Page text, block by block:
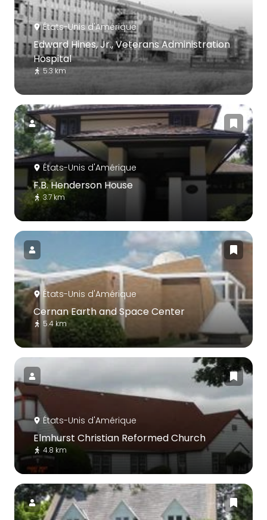
États-Unis d'Amérique
Edward Hines, Jr., Veterans Administration
Hospital
5.3 km
États-Unis d'Amérique
F.B. Henderson House
3.7 km
États-Unis d'Amérique
Cernan Earth and Space Center
5.4 km
États-Unis d'Amérique
Elmhurst Christian Reformed Church
4.8 km